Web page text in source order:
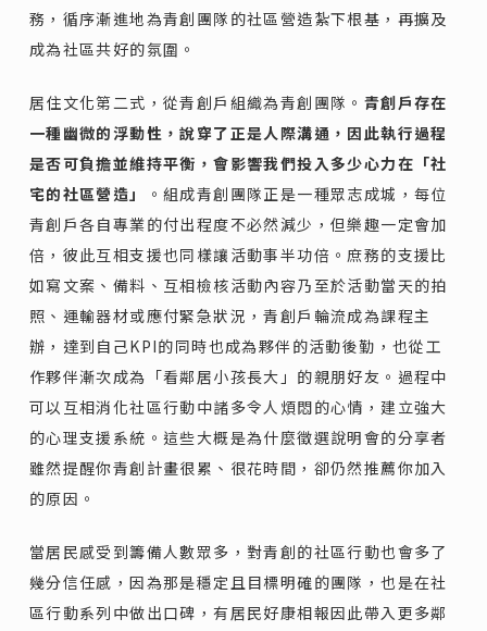
務，循序漸進地為青創團隊的社區營造紮下根基，再擴及
成為社區共好的氛圍。
居住文化第二式，從青創戶組織為青創團隊。 青創戶存在
一種幽微的浮動性，說穿了正是人際溝通，因此執行過程
是否可負擔並維持平衡，會影響我們投入多少心力在「社
宅的社區營造」
。組成青創團隊正是一種眾志成城，每位
青創戶各自專業的付出程度不必然減少，但樂趣一定會加
倍，彼此互相支援也同樣讓活動事半功倍。庶務的支援比
如寫文案、備料、互相檢核活動內容乃至於活動當天的拍
照、運輸器材或應付緊急狀況，青創戶輪流成為課程主
辦，達到自己KPI的同時也成為夥伴的活動後勤，也從工
作夥伴漸次成為「看鄰居小孩長大」的親朋好友。過程中
可以互相消化社區行動中諸多令人煩悶的心情，建立強大
的心理支援系統。這些大概是為什麼徵選說明會的分享者
雖然提醒你青創計畫很累、很花時間，卻仍然推薦你加入
的原因。
當居民感受到籌備人數眾多，對青創的社區行動也會多了
幾分信任感，因為那是穩定且目標明確的團隊，也是在社
區行動系列中做出口碑，有居民好康相報因此帶入更多鄰